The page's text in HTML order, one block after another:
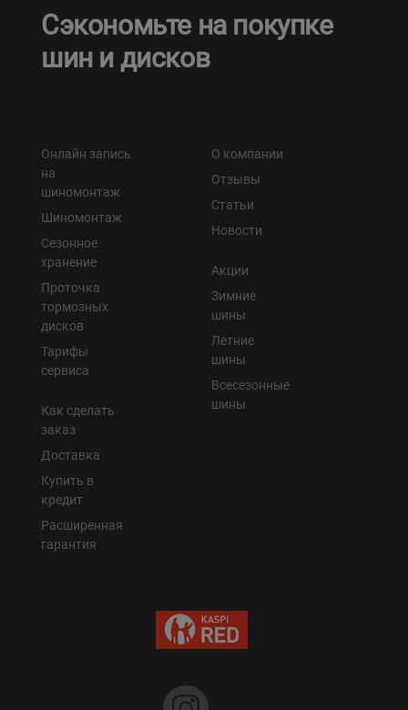
Сэкономьте на покупке
шин и дисков
Онлайн запись
на
шиномонтаж
Шиномонтаж
Сезонное
хранение
Проточка
тормозных
дисков
Тарифы
сервиса
Как сделать
заказ
Доставка
Купить в
кредит
Расширенная
гарантия
О компании
Отзывы
Статьи
Новости
Акции
Зимние
шины
Летние
шины
Всесезонные
шины